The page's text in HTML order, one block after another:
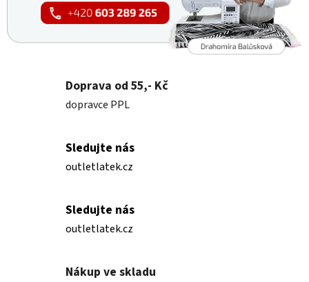
Doprava od 55,- Kč
dopravce PPL
Sledujte nás
outletlatek.cz
Sledujte nás
outletlatek.cz
Nákup ve skladu